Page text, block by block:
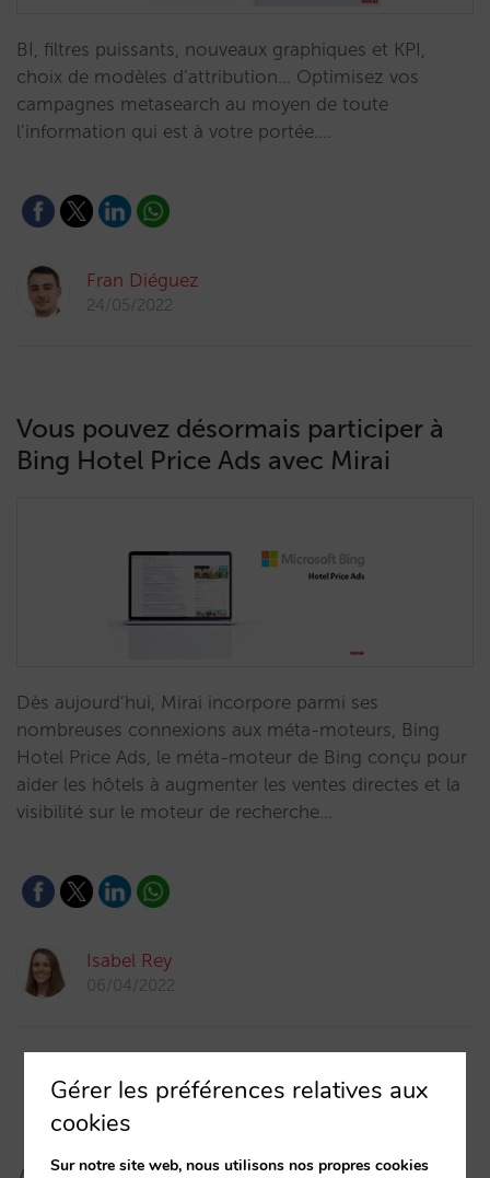
BI, filtres puissants, nouveaux graphiques et KPI,
choix de modèles d’attribution… Optimisez vos
campagnes metasearch au moyen de toute
l’information qui est à votre portée.…
Fran Diéguez
24/05/2022
Vous pouvez désormais participer à
Bing Hotel Price Ads avec Mirai
Dès aujourd’hui, Mirai incorpore parmi ses
nombreuses connexions aux méta-moteurs, Bing
Hotel Price Ads, le méta-moteur de Bing conçu pour
aider les hôtels à augmenter les ventes directes et la
visibilité sur le moteur de recherche…
Isabel Rey
06/04/2022
Gérer les préférences relatives aux
cookies
Sur notre site web, nous utilisons nos propres cookies